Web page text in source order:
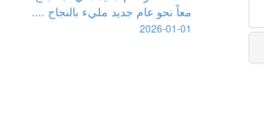
معاً نحو عام جديد مليء بالنجاح ....
2026-01-01